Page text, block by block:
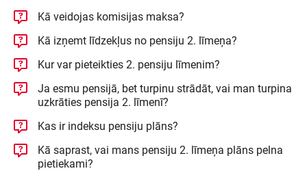
Kā veidojas komisijas maksa?
Kā izņemt līdzekļus no pensiju 2. līmeņa?
Kur var pieteikties 2. pensiju līmenim?
Ja esmu pensijā, bet turpinu strādāt, vai man turpina
uzkrāties pensija 2. līmenī?
Kas ir indeksu pensiju plāns?
Kā saprast, vai mans pensiju 2. līmeņa plāns pelna
pietiekami?